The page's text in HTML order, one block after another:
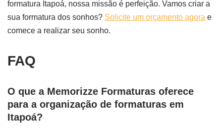
formatura Itapoá, nossa missão é perfeição. Vamos criar a
sua formatura dos sonhos? Solicite um orçamento agora e
comece a realizar seu sonho.
FAQ
O que a Memorizze Formaturas oferece
para a organização de formaturas em
Itapoá?